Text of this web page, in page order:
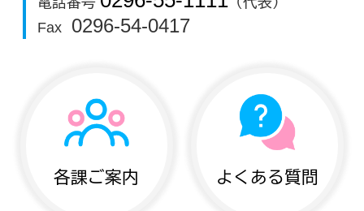
Fax
0296-54-0417
各課ご案内 よくある質問